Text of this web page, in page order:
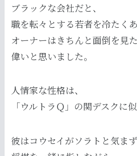
ブラックな会社だと、
職を転々とする若者を冷たく
オーナーはきちんと面倒を見た
偉いと思いました。
人情家な性格は、
「ウルトラＱ」の関デスクに
彼はコウセイがソラトと気まず